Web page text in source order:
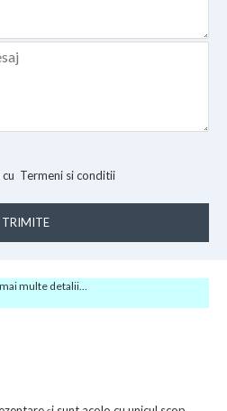
Termeni si conditii
TRIMITE
multe detalii...